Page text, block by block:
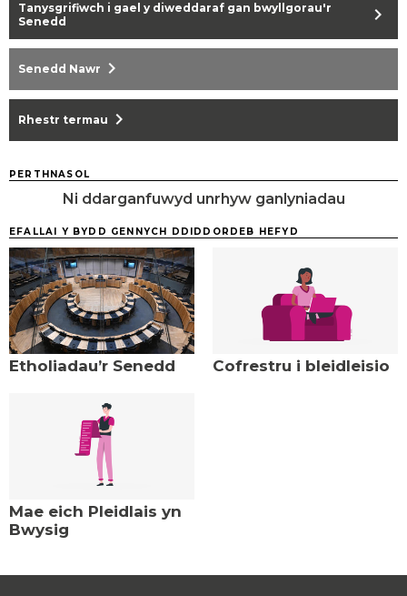
Tanysgrifiwch i gael y diweddaraf gan bwyllgorau'r
Senedd
chevron_right
Senedd Nawr chevron_right
Rhestr termau chevron_right
PERTHNASOL
Ni ddarganfuwyd unrhyw ganlyniadau
EFALLAI Y BYDD GENNYCH DDIDDORDEB HEFYD
Etholiadau’r Senedd Cofrestru i bleidleisio
Mae eich Pleidlais yn
Bwysig